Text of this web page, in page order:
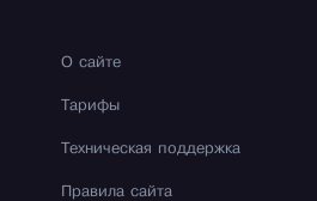
О сайте
Тарифы
Техническая поддержка
Правила сайта